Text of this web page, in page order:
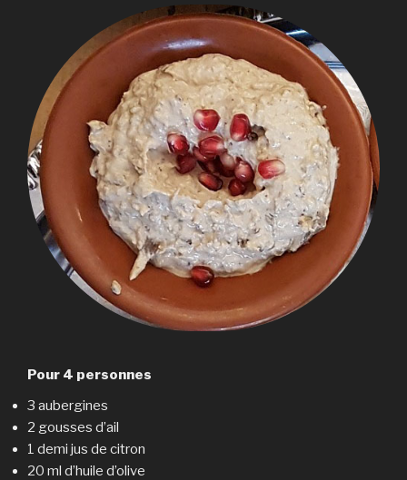
Pour 4 personnes
3 aubergines
2 gousses d’ail
1 demi jus de citron
20 ml d’huile d’olive